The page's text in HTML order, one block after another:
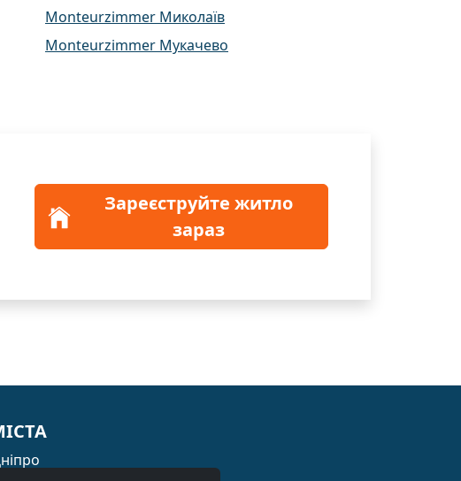
Monteurzimmer Миколаїв
Monteurzimmer Мукачево
Зареєструйте житло
зараз